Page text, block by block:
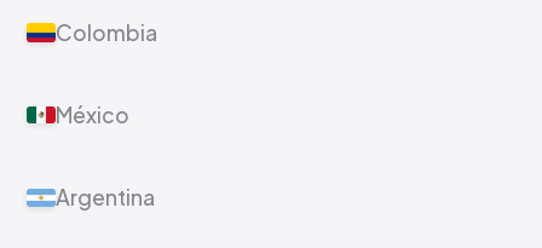
Colombia
México
Argentina